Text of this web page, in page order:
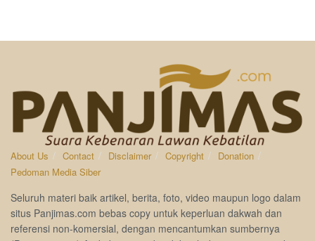
About Us Contact Disclaimer Copyright
Donation
Pedoman Media Siber
Seluruh materi baik artikel, berita, foto, video maupun logo dalam
situs Panjimas.com bebas copy untuk keperluan dakwah dan
referensi non-komersial, dengan mencantumkan sumbernya